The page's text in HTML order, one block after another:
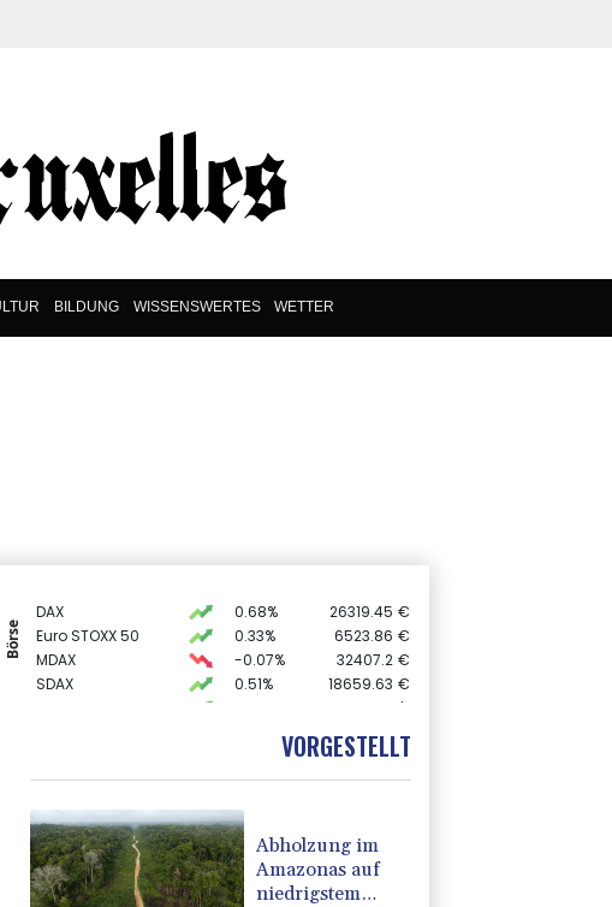
BILDUNG WISSENSWERTES WETTER
Börse
DAX 0.68% 26319.45 €
Euro STOXX 50
0.33% 6523.86 €
MDAX
-0.07% 32407.2 €
SDAX
0.51% 18659.63 €
$
4068.78 €
1.1562 $
VORGESTELLT
Abholzung im
Amazonas auf
niedrigstem